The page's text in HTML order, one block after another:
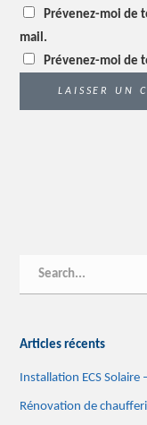
Prévenez-moi de
mail.
Prévenez-moi de
Search
Articles récents
Installation ECS
Rénovation de